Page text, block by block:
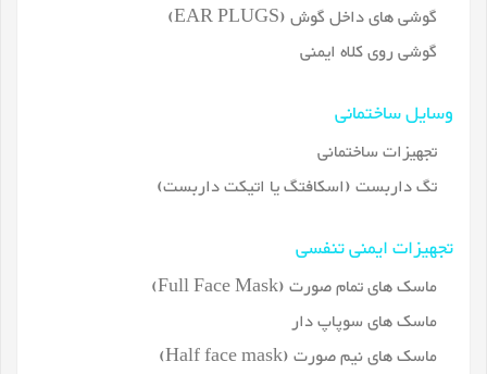
گوشی های داخل گوش (EAR PLUGS)
گوشی روی کلاه ایمنی
وسایل ساختمانی
تجهیزات ساختمانی
تگ داربست (اسکافتگ یا اتیکت داربست)
تجهیزات ایمنی تنفسی
ماسک های تمام صورت (Full Face Mask)
ماسک های سوپاپ دار
ماسک های نیم صورت (Half face mask)